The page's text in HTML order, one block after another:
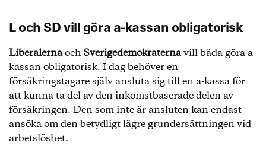
L och SD vill göra a-kassan obligatorisk
Liberalernaoch Sverigedemokraternavill båda göra a-
kassan obligatorisk. I dag behöver en
försäkringstagare själv ansluta sig till en a-kassa för
att kunna ta del av den inkomstbaserade delen av
försäkringen. Den som inte är ansluten kan endast
ansöka om den betydligt lägre grundersättningen vid
arbetslöshet.